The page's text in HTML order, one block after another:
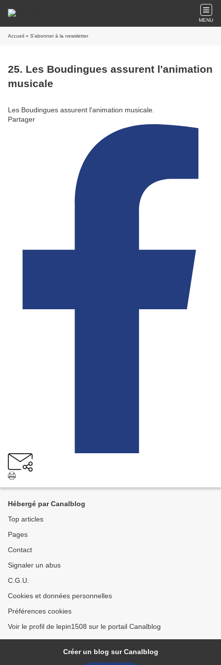
MENU
Accueil » S'abonner à la newsletter
25. Les Boudingues assurent l'animation
musicale
Les Boudingues assurent l'animation musicale.
Partager
Hébergé par Canalblog
Top articles
Pages
Contact
Signaler un abus
C.G.U.
Cookies et données personnelles
Préférences cookies
Voir le profil de lepin1508 sur le portail Canalblog
Créer un blog sur Canalblog